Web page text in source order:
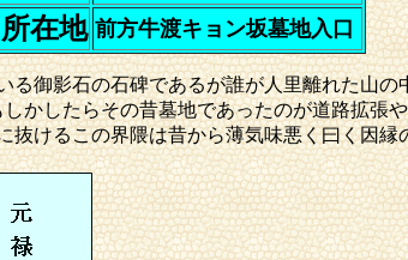
所在地 前方牛渡キョン坂墓地入口
る御影石の石碑であるが誰が人里離れた山
かしたらその昔墓地であったのが道路拡張
抜けるこの界隈は昔から薄気味悪く曰く因縁